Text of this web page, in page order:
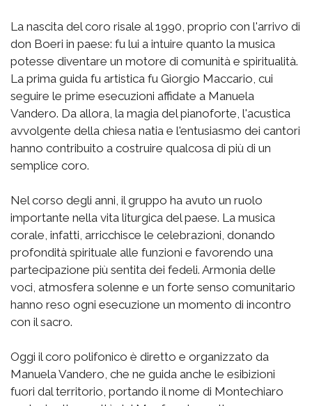
La nascita del coro risale al 1990, proprio con l'arrivo di
don Boeri in paese: fu lui a intuire quanto la musica
potesse diventare un motore di comunità e spiritualità.
La prima guida fu artistica fu Giorgio Maccario, cui
seguire le prime esecuzioni affidate a Manuela
Vandero. Da allora, la magia del pianoforte, l'acustica
avvolgente della chiesa natia e l'entusiasmo dei cantori
hanno contribuito a costruire qualcosa di più di un
semplice coro.
Nel corso degli anni, il gruppo ha avuto un ruolo
importante nella vita liturgica del paese. La musica
corale, infatti, arricchisce le celebrazioni, donando
profondità spirituale alle funzioni e favorendo una
partecipazione più sentita dei fedeli. Armonia delle
voci, atmosfera solenne e un forte senso comunitario
hanno reso ogni esecuzione un momento di incontro
con il sacro.
Oggi il coro polifonico è diretto e organizzato da
Manuela Vandero, che ne guida anche le esibizioni
fuori dal territorio, portando il nome di Montechiaro